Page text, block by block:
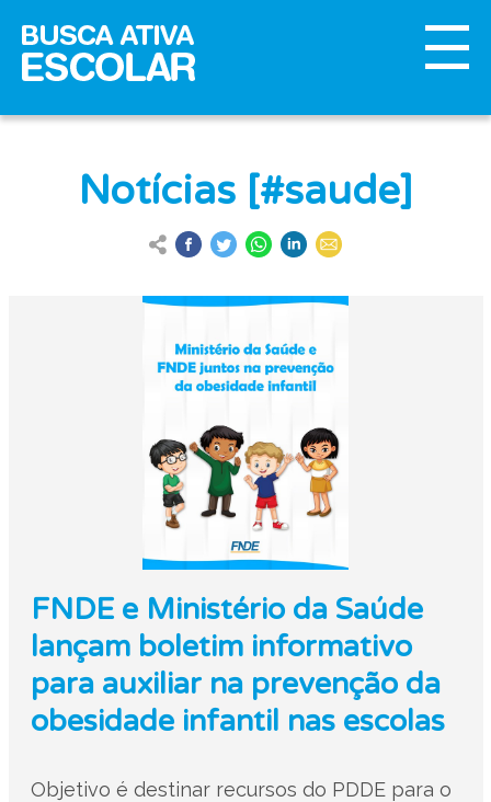
Notícias [#saude]
FNDE e Ministério da Saúde
lançam boletim informativo
para auxiliar na prevenção da
obesidade infantil nas escolas
Objetivo é destinar recursos do PDDE para o